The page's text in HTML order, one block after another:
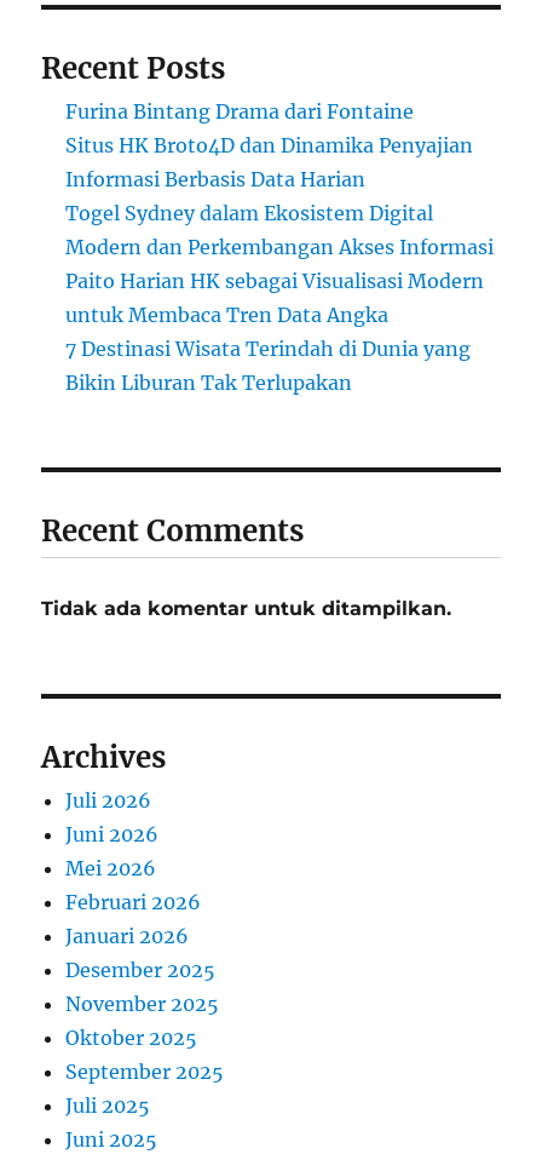
Recent Posts
Furina Bintang Drama dari Fontaine
Situs HK Broto4D dan Dinamika Penyajian
Informasi Berbasis Data Harian
Togel Sydney dalam Ekosistem Digital
Modern dan Perkembangan Akses Informasi
Paito Harian HK sebagai Visualisasi Modern
untuk Membaca Tren Data Angka
7 Destinasi Wisata Terindah di Dunia yang
Bikin Liburan Tak Terlupakan
Recent Comments
Tidak ada komentar untuk ditampilkan.
Archives
Juli 2026
Juni 2026
Mei 2026
Februari 2026
Januari 2026
Desember 2025
November 2025
Oktober 2025
September 2025
Juli 2025
Juni 2025